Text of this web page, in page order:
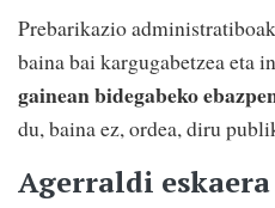
Prebarikazio
baina bai kargugabetzea eta
gainean bidegabeko
du, baina ez, ordea, diru
Agerraldi eskaera